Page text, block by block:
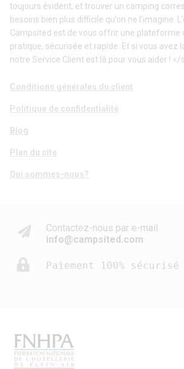
toujours évident, et trouver un camping
besoins bien plus difficile qu’on ne l’imagine.
Campsited est de vous offrir une plateforme
pratique, sécurisée et rapide. Et si vous avez
notre Service Client est là pour vous aider ! </
Conditions générales du client
Politique de confidentialité
Blog
Plan du site
Qui sommes-nous?
Contactez-nous par e-mail
info@campsited.com
Paiement 100% sécurisé